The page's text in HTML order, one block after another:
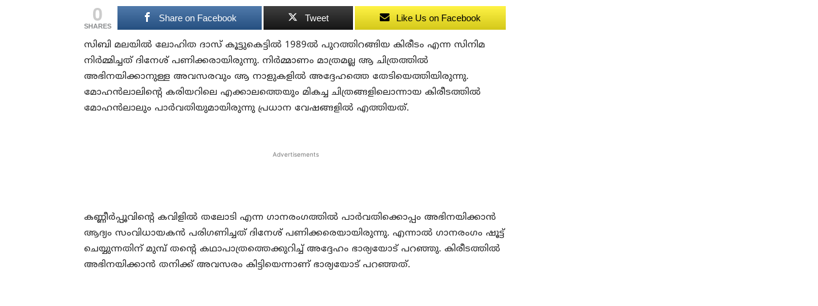
0
SHARES
Share on Facebook Tweet Like Us on Facebook
സിബി മലയില്‍ ലോഹിത ദാസ് കൂട്ടുകെട്ടില്‍ 1989ല്‍ പുറത്തിറങ്ങിയ കിരീടം എന്ന സിനിമ
നിര്‍മ്മിച്ചത് ദിനേശ് പണിക്കരായിരുന്നു. നിര്‍മ്മാണം മാത്രമല്ല ആ ചിത്രത്തില്‍
അഭിനയിക്കാനുള്ള അവസരവും ആ നാളുകളില്‍ അദ്ദേഹത്തെ തേടിയെത്തിയിരുന്നു.
മോഹന്‍ലാലിന്റെ കരിയറിലെ എക്കാലത്തെയും മികച്ച ചിത്രങ്ങളിലൊന്നായ കിരീടത്തില്‍
മോഹന്‍ലാലും പാര്‍വതിയുമായിരുന്നു പ്രധാന വേഷങ്ങളില്‍ എത്തിയത്.
Advertisements
കണ്ണീര്‍പ്പൂവിന്റെ കവിളില്‍ തലോടി എന്ന ഗാനരംഗത്തില്‍ പാര്‍വതിക്കൊപ്പം അഭിനയിക്കാന്‍
ആദ്യം സംവിധായകന്‍ പരിഗണിച്ചത് ദിനേശ് പണിക്കരെയായിരുന്നു. എന്നാല്‍ ഗാനരംഗം ഷൂട്ട്
ചെയ്യുന്നതിന് മുമ്പ് തന്റെ കഥാപാത്രത്തെക്കുറിച്ച് അദ്ദേഹം ഭാര്യയോട് പറഞ്ഞു. കിരീടത്തില്‍
അഭിനയിക്കാന്‍ തനിക്ക് അവസരം കിട്ടിയെന്നാണ് ഭാര്യയോട് പറഞ്ഞത്.